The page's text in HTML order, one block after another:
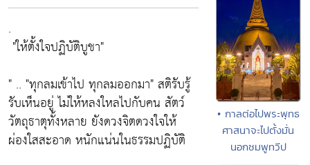
.
"ให้ตั้งใจปฏิบัติบูชา"
" .. "ทุกลมเข้าไป ทุกลมออกมา"สติรับรู้
รับเห็นอยู่ ไม่ให้หลงใหลไปกับคน สัตว์
วัตถุธาตุทั้งหลาย ยังดวงจิตดวงใจให้
ผ่องใสสะอาด หนักแน่นในธรรมปฏิบัติ
• กาลต่อไปพระพุทธ
ศาสนาจะไปตั้งมั่น
นอกชมพูทวีป